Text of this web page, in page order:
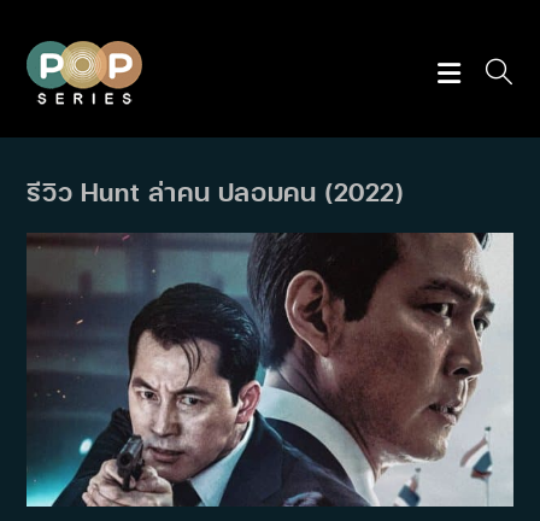
content
รีวิว Hunt ล่าคน ปลอมคน (2022)